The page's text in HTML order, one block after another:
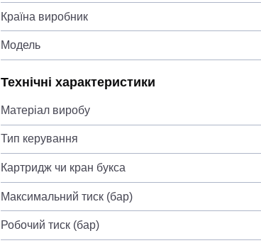
Країна виробник
Модель
Технічні характеристики
Матеріал виробу
Тип керування
Картридж чи кран букса
Максимальний тиск (бар)
Робочий тиск (бар)